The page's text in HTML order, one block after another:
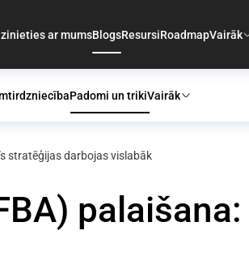
ar mumsBlogsResursiRoadmapVairāk
Padomi un trikiVairāk
stratēģijas darbojas vislabāk